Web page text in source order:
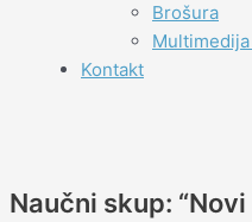
Brošura
Kontakt
Naučni skup: